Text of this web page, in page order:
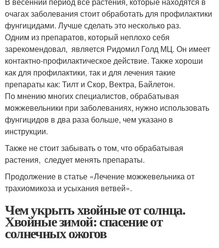
очагах заболевания стоит обработать для профилактики
фунгицидами. Лучше сделать это несколько раз.
Одним из препаратов, который неплохо себя
зарекомендовал, является Ридомил Голд МЦ. Он имеет
контактно-профилактическое действие. Также хороши
как для профилактики, так и для лечения такие
препараты как: Тилт и Скор, Вектра, Байлетон.
По мнению многих специалистов, обрабатывая
можжевельники при заболеваниях, нужно использовать
фунгицидов в два раза больше, чем указано в
инструкции.
Также не стоит забывать о том, что обрабатывая
растения, следует менять препараты.
Продолжение в статье «Лечение можжевельника от
трахиомикоза и усыхания ветвей».
Чем укрыть хвойные от солнца.
Хвойные зимой: спасение от
солнечных ожогов